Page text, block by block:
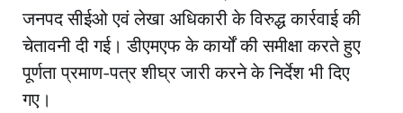
जनपद सीईओ एवं लेखा अधिकारी के विरुद्ध कार्रवाई की
चेतावनी दी गई। डीएमएफ के कार्यों की समीक्षा करते हुए
पूर्णता प्रमाण-पत्र शीघ्र जारी करने के निर्देश भी दिए
गए।